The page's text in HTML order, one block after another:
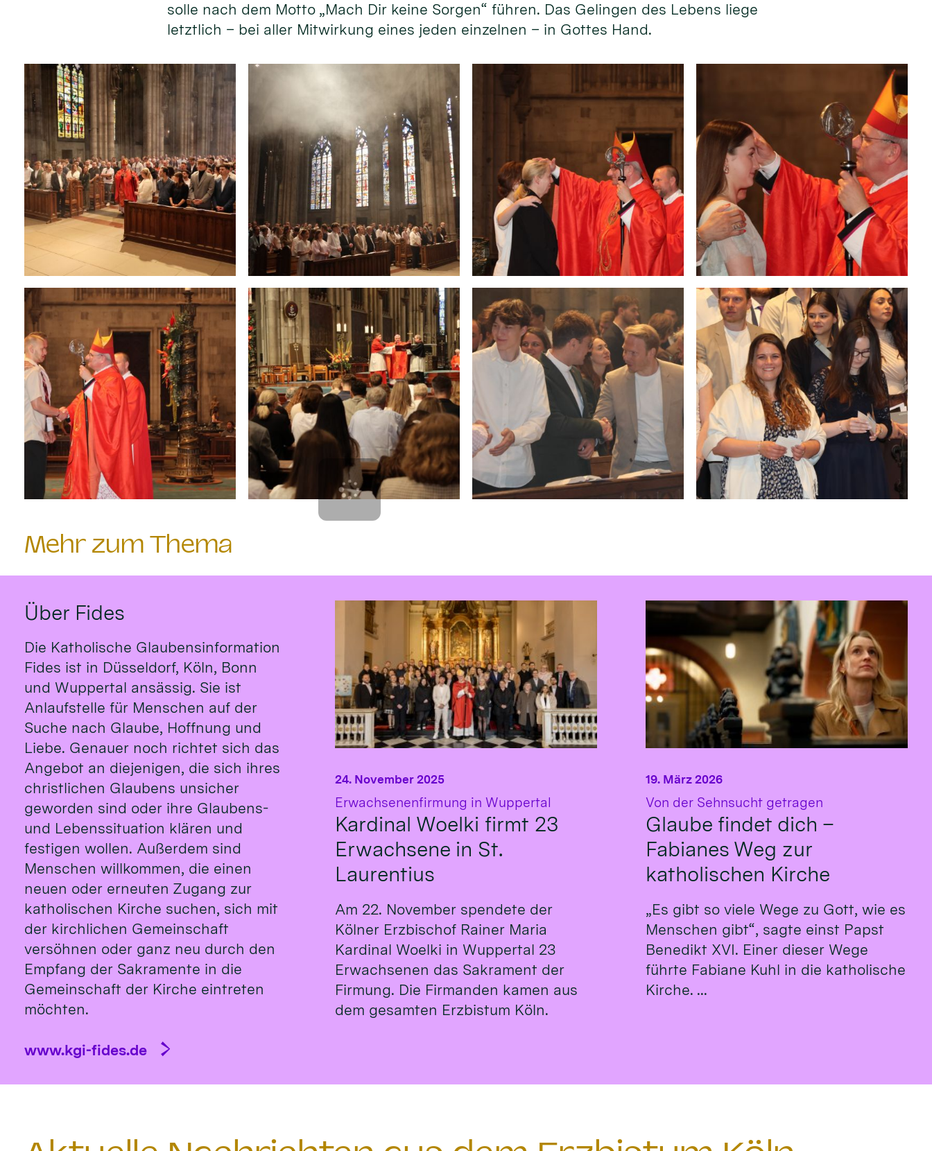
solle nach dem Motto „Mach Dir keine Sorgen“ führen. Das Gelingen des Lebens liege
letztlich – bei aller Mitwirkung eines jeden einzelnen – in Gottes Hand.
Mehr zum Thema
Über Fides
Die Katholische Glaubensinformation
Fides ist in Düsseldorf, Köln, Bonn
und Wuppertal ansässig. Sie ist
Anlaufstelle für Menschen auf der
Suche nach Glaube, Hoffnung und
Liebe. Genauer noch richtet sich das
Angebot an diejenigen, die sich ihres
christlichen Glaubens unsicher
geworden sind oder ihre Glaubens-
und Lebenssituation klären und
festigen wollen. Außerdem sind
Menschen willkommen, die einen
neuen oder erneuten Zugang zur
katholischen Kirche suchen, sich mit
der kirchlichen Gemeinschaft
versöhnen oder ganz neu durch den
Empfang der Sakramente in die
Gemeinschaft der Kirche eintreten
möchten.
www.kgi-fides.de
Erwachsenenfirmung in Wuppertal
Kardinal Woelki firmt 23
Erwachsene in St.
Laurentius
24. November 2025
Am 22. November spendete der
Kölner Erzbischof Rainer Maria
Kardinal Woelki in Wuppertal 23
Erwachsenen das Sakrament der
Firmung. Die Firmanden kamen aus
dem gesamten Erzbistum Köln.
Von der Sehnsucht getragen
Glaube findet dich –
Fabianes Weg zur
katholischen Kirche
19. März 2026
„Es gibt so viele Wege zu Gott, wie es
Menschen gibt“, sagte einst Papst
Benedikt XVI. Einer dieser Wege
führte Fabiane Kuhl in die katholische
Kirche. ...